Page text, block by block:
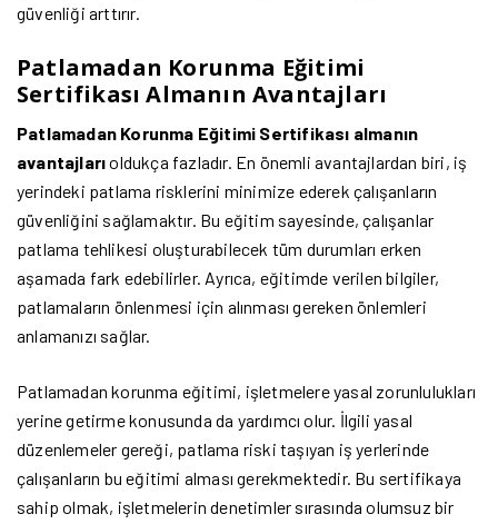
güvenliği arttırır.
Patlamadan Korunma Eğitimi
Sertifikası Almanın Avantajları
Patlamadan Korunma Eğitimi Sertifikası almanın
avantajlarıoldukça fazladır. En önemli avantajlardan biri, iş
yerindeki patlama risklerini minimize ederek çalışanların
güvenliğini sağlamaktır. Bu eğitim sayesinde, çalışanlar
patlama tehlikesi oluşturabilecek tüm durumları erken
aşamada fark edebilirler. Ayrıca, eğitimde verilen bilgiler,
patlamaların önlenmesi için alınması gereken önlemleri
anlamanızı sağlar.
Patlamadan korunma eğitimi, işletmelere yasal zorunlulukları
yerine getirme konusunda da yardımcı olur. İlgili yasal
düzenlemeler gereği, patlama riski taşıyan iş yerlerinde
çalışanların bu eğitimi alması gerekmektedir. Bu sertifikaya
sahip olmak, işletmelerin denetimler sırasında olumsuz bir